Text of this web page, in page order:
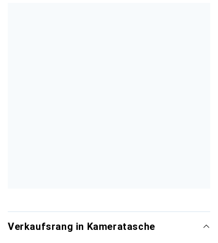
Verkaufsrang in Kameratasche